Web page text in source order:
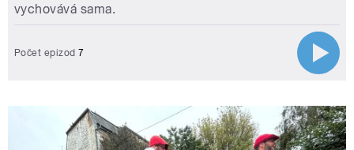
vychovává sama.
Počet epizod 7